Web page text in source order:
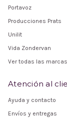
Portavoz
Producciones Prats
Unilit
Vida Zondervan
Ver todas las marcas
Atención al
Ayuda y contacto
Envíos y entregas